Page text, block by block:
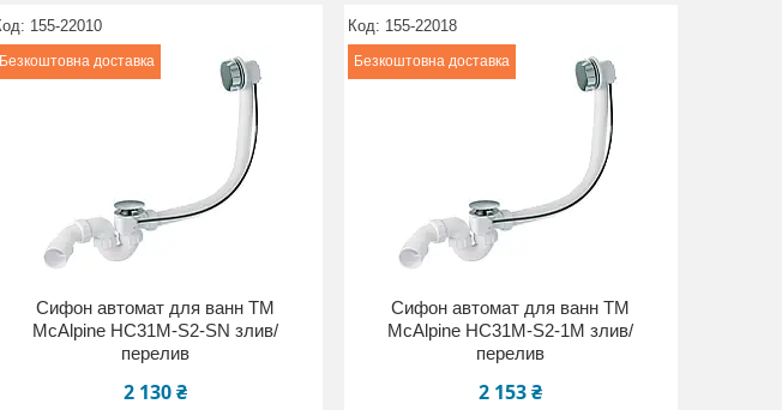
155-22010
Безкоштовна доставка
Сифон автомат для ванн ТМ
McAlpine HС31М-S2-SN злив/
перелив
2 130 ₴
155-22018
Безкоштовна доставка
Сифон автомат для ванн ТМ
McAlpine HC31М-S2-1М злив/
перелив
2 153 ₴